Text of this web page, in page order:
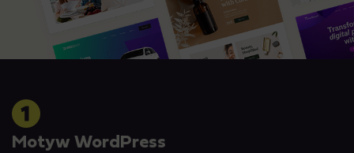
Motyw WordPress